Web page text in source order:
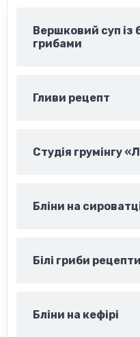
Вершковий суп
грибами
Гливи рецепт
Студія грумінгу
Бліни на
Білі гриби рецепти
Бліни на кефірі